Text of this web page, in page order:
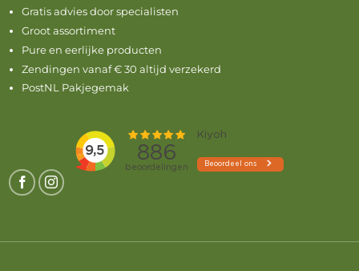
Gratis advies door specialisten
Groot assortiment
Pure en eerlijke producten
Zendingen vanaf € 30 altijd verzekerd
PostNL Pakjegemak